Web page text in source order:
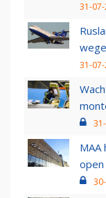
31-
31-
MAA